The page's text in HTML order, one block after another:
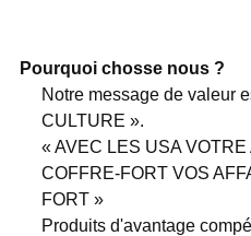
Pourquoi chosse nous ?
Notre message de valeur
CULTURE ».
« AVEC LES USA
COFFRE-FORT VOS
FORT »
Produits d'avantage